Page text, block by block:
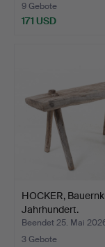
9 Gebote
171 USD
HOCKER,
Jahrhundert.
Beendet 25. Mai
3 Gebote